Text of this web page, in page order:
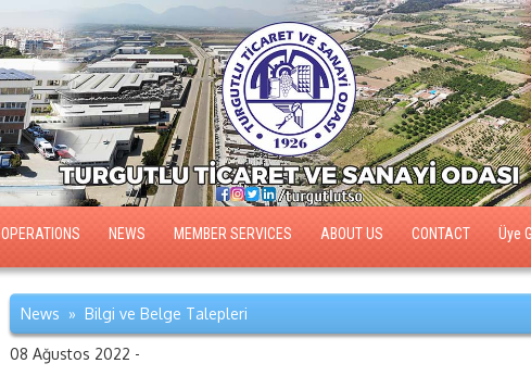
OPERATIONS NEWS MEMBER SERVICES ABOUT US CONTACT Üye
News » Bilgi ve Belge Talepleri
08 Ağustos 2022 -